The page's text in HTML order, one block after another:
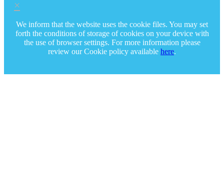
×
We inform that the website uses the cookie files. You may set
forth the conditions of storage of cookies on your device with
the use of browser settings. For more information please
review our Cookie policy available here.